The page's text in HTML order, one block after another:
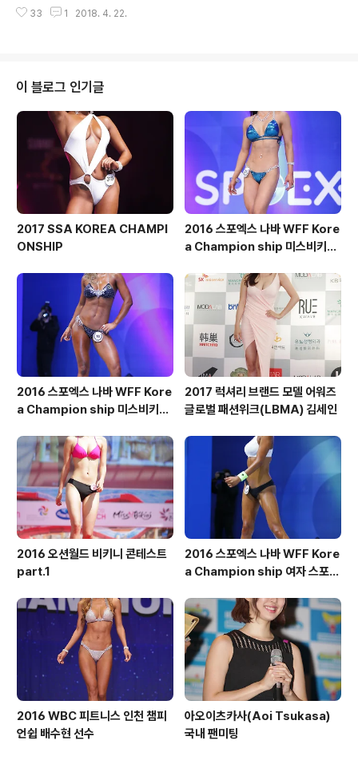
33 1 2018. 4. 22.
이 블로그 인기글
2017 SSA KOREA CHAMPI
ONSHIP
2016 스포엑스 나바 WFF Kore
a Champion ship 미스비키니
2016 스포엑스 나바 WFF Kore
a Champion ship 미스비키니
2017 럭셔리 브랜드 모델 어워즈
글로벌 패션위크(LBMA) 김세인
2016 오션월드 비키니 콘테스트
part.1
2016 스포엑스 나바 WFF Kore
a Champion ship 여자 스포츠
2016 WBC 피트니스 인천 챔피
언쉽 배수현 선수
아오이츠카사(Aoi Tsukasa)
국내 팬미팅